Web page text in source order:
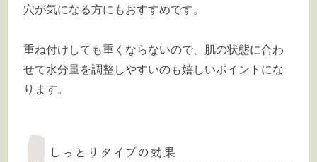
穴が気になる方にもおすすめです。
重ね付けしても重くならないので、肌の状態に合わ
せて水分量を調整しやすいのも嬉しいポイントにな
ります。
しっとりタイプの効果